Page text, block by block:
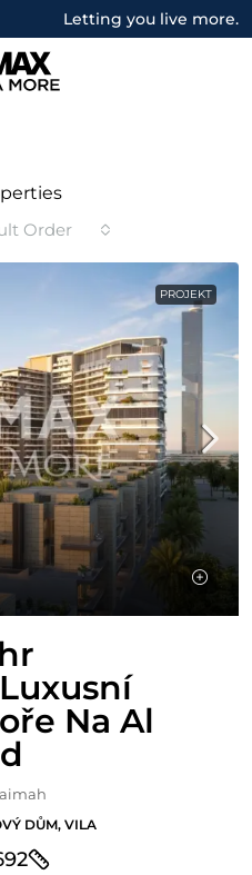
Letting you live more.
Order
PROJEKT
Na Al
DŮM, VILA